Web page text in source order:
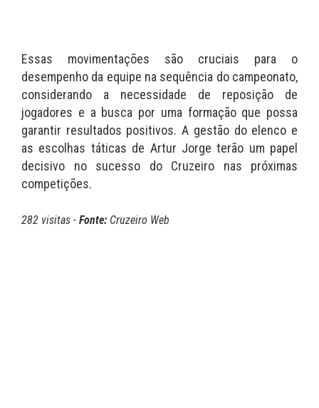
Essas movimentações são cruciais para o
desempenho da equipe na sequência do campeonato,
considerando a necessidade de reposição de
jogadores e a busca por uma formação que possa
garantir resultados positivos. A gestão do elenco e
as escolhas táticas de Artur Jorge terão um papel
decisivo no sucesso do Cruzeiro nas próximas
competições.
282 visitas - Fonte: Cruzeiro Web